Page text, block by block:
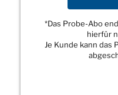
*Das Probe-Abo
hierfür
Je Kunde kann das